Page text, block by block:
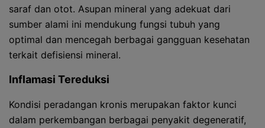
saraf dan otot. Asupan mineral yang adekuat dari
sumber alami ini mendukung fungsi tubuh yang
optimal dan mencegah berbagai gangguan kesehatan
terkait defisiensi mineral.
Inflamasi Tereduksi
Kondisi peradangan kronis merupakan faktor kunci
dalam perkembangan berbagai penyakit degeneratif,